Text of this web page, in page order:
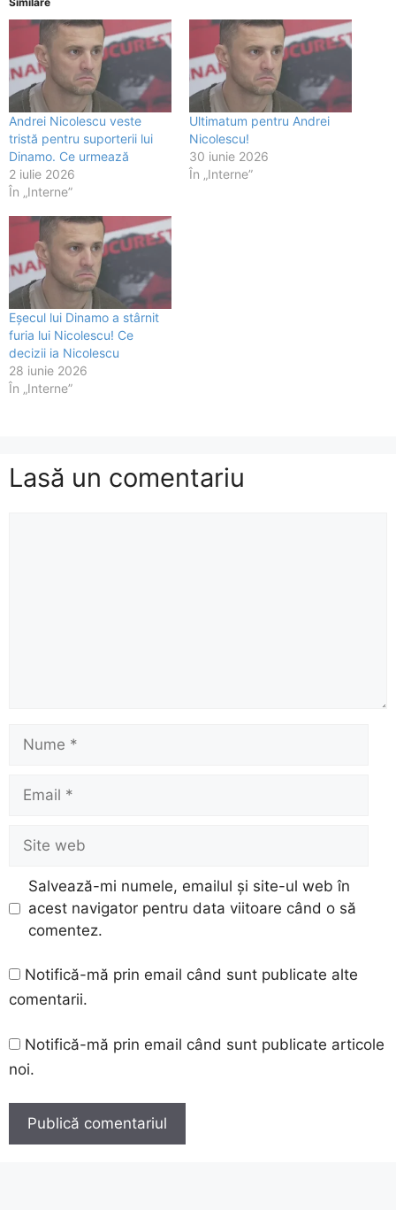
Andrei Nicolescu veste
tristă pentru suporterii lui
Dinamo. Ce urmează
2 iulie 2026
În „Interne”
Ultimatum pentru Andrei
Nicolescu!
30 iunie 2026
În „Interne”
Eșecul lui Dinamo a stârnit
furia lui Nicolescu! Ce
decizii ia Nicolescu
28 iunie 2026
În „Interne”
Lasă un comentariu
web
Salvează-mi numele, emailul și site-ul web în
acest navigator pentru data viitoare când o să
comentez.
Notifică-mă prin email când sunt publicate alte
comentarii.
Notifică-mă prin email când sunt publicate articole
noi.